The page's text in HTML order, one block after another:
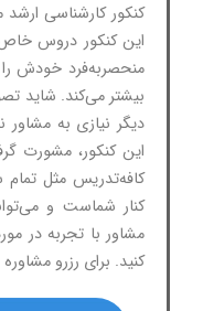
کنکور کارشناسی
این کنکور دروس
منحصربه‌فرد خودش را
بیشتر می‌کند. شاید
دیگر نیازی به مشاور
این کنکور، مشورت
کافه‌تدریس مثل
کنار شماست و
مشاور با تجربه در
کنید. برای رزرو